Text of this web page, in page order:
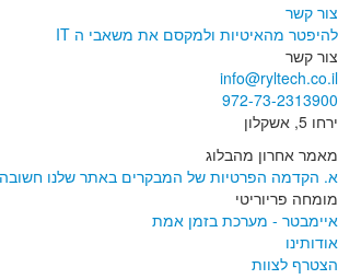
צור קשר
להיפטר מהאיטיות ולמקסם את משאבי ה IT
צור קשר
info@ryltech.co.il
972-73-2313900
ירחו 5, אשקלון
מאמר אחרון מהבלוג
א. הקדמה הפרטיות של המבקרים באתר שלנו חשובה
מומחה פריוריטי
איימבטר - מערכת בזמן אמת
אודותינו
הצטרף לצוות